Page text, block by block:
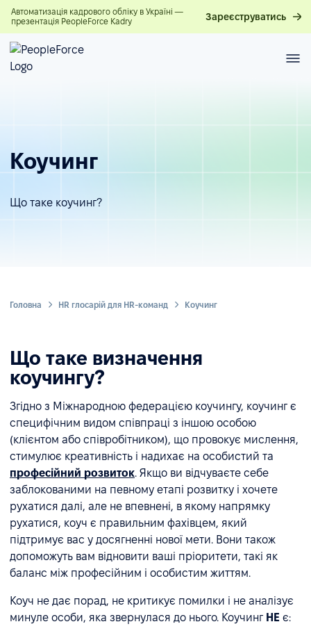
Автоматизація кадрового обліку в Україні —
презентація PeopleForce Kadry
Зареєструватись
Коучинг
Що таке коучинг?
Головна HR глосарій для HR-команд Коучинг
Що таке визначення
коучингу?
Згідно з Міжнародною федерацією коучингу, коучинг є
специфічним видом співпраці з іншою особою
(клієнтом або співробітником), що провокує мислення,
стимулює креативність і надихає на особистий та
професійний розвиток. Якщо ви відчуваєте себе
заблокованими на певному етапі розвитку і хочете
рухатися далі, але не впевнені, в якому напрямку
рухатися, коуч є правильним фахівцем, який
підтримує вас у досягненні нової мети. Вони також
допоможуть вам відновити ваші пріоритети, такі як
баланс між професійним і особистим життям.
Коуч не дає порад, не критикує помилки і не аналізує
минуле особи, яка звернулася до нього. Коучинг НЕ є: